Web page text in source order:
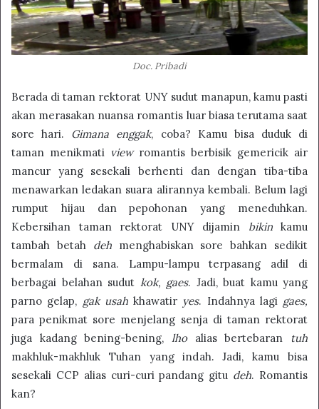
Doc. Pribadi
Berada di taman rektorat UNY sudut manapun, kamu pasti
akan merasakan nuansa romantis luar biasa terutama saat
sore hari. Gimana enggak, coba? Kamu bisa duduk di
taman menikmati viewromantis berbisik gemericik air
mancur yang sesekali berhenti dan dengan tiba-tiba
menawarkan ledakan suara alirannya kembali. Belum lagi
rumput hijau dan pepohonan yang meneduhkan.
Kebersihan taman rektorat UNY dijamin bikinkamu
tambah betah dehmenghabiskan sore bahkan sedikit
bermalam di sana. Lampu-lampu terpasang adil di
berbagai belahan sudut kok, gaes. Jadi, buat kamu yang
parno gelap, gak usahkhawatir yes. Indahnya lagigaes,
para penikmat sore menjelang senja di taman rektorat
juga kadang bening-bening, lhoalias bertebaran
tuh
makhluk-makhluk Tuhan yang indah. Jadi, kamu bisa
sesekali CCP alias curi-curi pandang gitu deh. Romantis
kan?